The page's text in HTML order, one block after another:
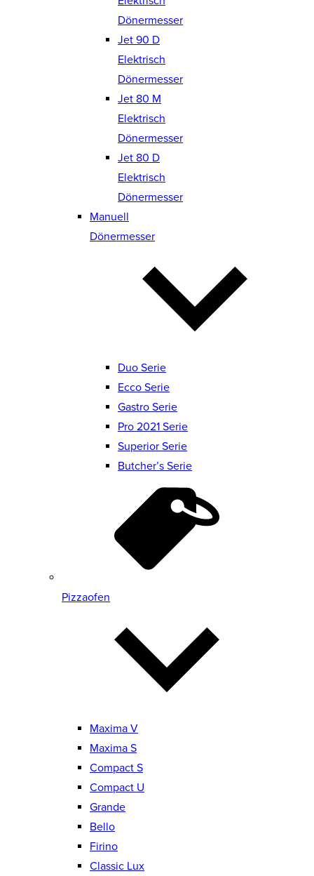
Dönermesser
Jet 90 D
Elektrisch
Dönermesser
Jet 80 M
Elektrisch
Dönermesser
Jet 80 D
Elektrisch
Dönermesser
Manuell
Dönermesser
Duo Serie
Ecco Serie
Gastro Serie
Pro 2021 Serie
Superior Serie
Butcher’s Serie
Pizzaofen
Maxima V
Maxima S
Compact S
Compact U
Grande
Bello
Firino
Classic Lux